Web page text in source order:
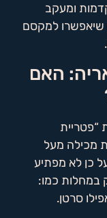
ומעקב
שיאפשרו למקסם
האם
“פטריית
מכילה מעל
כן לא מפתיע
במחלות כמו:
סרטן.